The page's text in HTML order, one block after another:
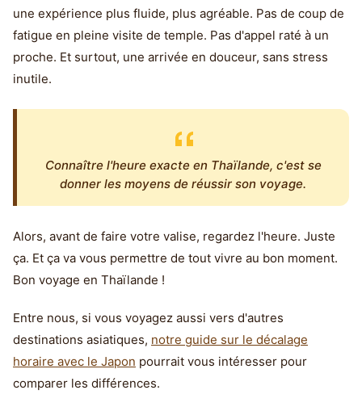
une expérience plus fluide, plus agréable. Pas de coup de
fatigue en pleine visite de temple. Pas d'appel raté à un
proche. Et surtout, une arrivée en douceur, sans stress
inutile.
Connaître l'heure exacte en Thaïlande, c'est se
donner les moyens de réussir son voyage.
Alors, avant de faire votre valise, regardez l'heure. Juste
ça. Et ça va vous permettre de tout vivre au bon moment.
Bon voyage en Thaïlande !
Entre nous, si vous voyagez aussi vers d'autres
destinations asiatiques, notre guide sur le décalage
horaire avec le Japon pourrait vous intéresser pour
comparer les différences.